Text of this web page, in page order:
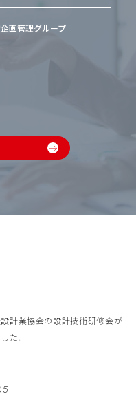
画管理グループ
計業協会の設計技術研修会が
た。